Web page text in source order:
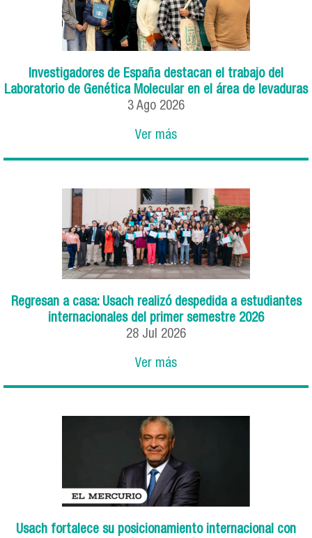
Investigadores de España destacan el trabajo del
Laboratorio de Genética Molecular en el área de levaduras
3 Ago 2026
Ver más
Regresan a casa: Usach realizó despedida a estudiantes
internacionales del primer semestre 2026
28 Jul 2026
Ver más
Usach fortalece su posicionamiento internacional con